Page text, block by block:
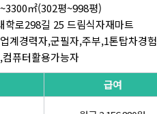
㎡(302평~998평)
학로298길 25 드림식자재마트
계경력자,군필자,주부,1톤탑차경험
퓨터활용가능자
급여